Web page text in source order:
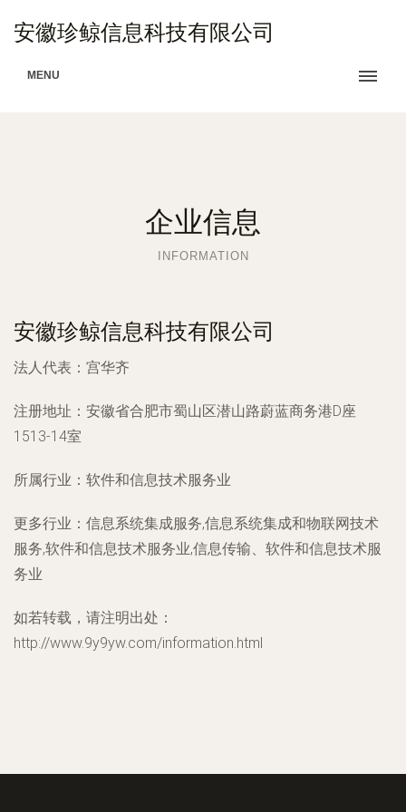
安徽珍鲸信息科技有限公司
MENU
企业信息
INFORMATION
安徽珍鲸信息科技有限公司
法人代表： 宫华齐
注册地址： 安徽省合肥市蜀山区潜山路蔚蓝商务港D座
1513-14室
所属行业： 软件和信息技术服务业
更多行业： 信息系统集成服务,信息系统集成和物联网技术
服务,软件和信息技术服务业,信息传输、软件和信息技术服
务业
如若转载，请注明出处：
http://www.9y9yw.com/information.html